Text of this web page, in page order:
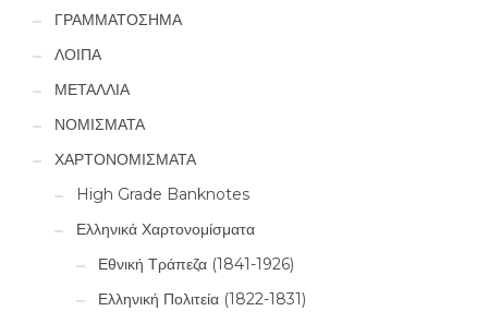
ΓΡΑΜΜΑΤΟΣΗΜΑ
ΛΟΙΠΑ
ΜΕΤΑΛΛΙΑ
ΝΟΜΙΣΜΑΤΑ
ΧΑΡΤΟΝΟΜΙΣΜΑΤΑ
High Grade Banknotes
Ελληνικά Χαρτονομίσματα
Εθνική Τράπεζα (1841-1926)
Ελληνική Πολιτεία (1822-1831)